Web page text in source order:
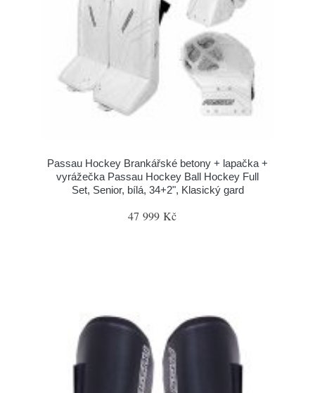
Passau Hockey Brankářské betony + lapačka +
vyrážečka Passau Hockey Ball Hockey Full
Set, Senior, bílá, 34+2", Klasický gard
47 999 Kč